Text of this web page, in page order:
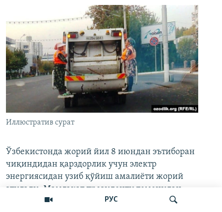
РУС
Иллюстратив сурат
Ўзбекистонда жорий йил 8 июндан эътиборан
чиқиндидан қарздорлик учун электр
энергиясидан узиб қўйиш амалиёти жорий
этилади. Мамлакат президенти томонидан
имзоланган 1044-сонли қонунда ана шундай